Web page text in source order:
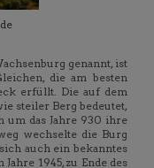
genannt, ist
die am besten
erfüllt. Die auf dem
steiler Berg bedeutet,
um das Jahre 930 ihre
wechselte die Burg
auch ein bekanntes
1945, zu Ende des